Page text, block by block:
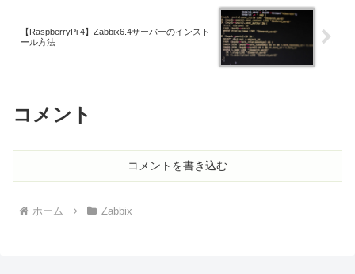
【RaspberryPi 4】Zabbix6.4サーバーのインスト
ール方法
コメント
コメントを書き込む
ホーム Zabbix